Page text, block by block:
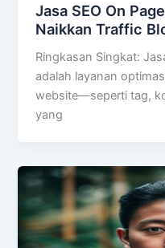
Jasa SEO On
Naikkan Traffic
Ringkasan Singkat:
adalah layanan
website—seperti tag,
yang